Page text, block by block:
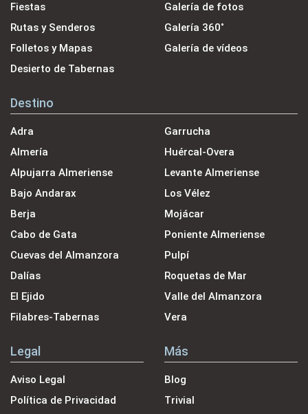
Fiestas
Rutas y Senderos
Folletos y Mapas
Desierto de Tabernas
Galería de fotos
Galería 360˚
Galería de vídeos
Destino
Adra
Almería
Alpujarra Almeriense
Bajo Andarax
Berja
Cabo de Gata
Cuevas del Almanzora
Dalías
El Ejido
Filabres-Tabernas
Garrucha
Huércal-Overa
Levante Almeriense
Los Vélez
Mojácar
Poniente Almeriense
Pulpí
Roquetas de Mar
Valle del Almanzora
Vera
Legal
Aviso Legal
Política de Privacidad
Más
Blog
Trivial